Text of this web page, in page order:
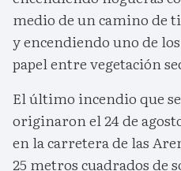
medio de un camino de
y encendiendo uno de
papel entre vegetación
El último incendio que
originaron el 24 de
en la carretera de las
25 metros cuadrados de